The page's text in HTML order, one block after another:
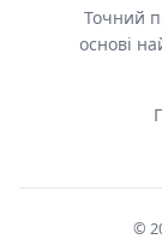
Точний
основі
©